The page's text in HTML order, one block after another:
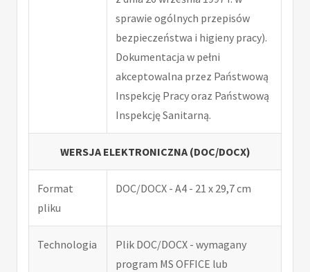
sprawie ogólnych przepisów
bezpieczeństwa i higieny pracy).
Dokumentacja w pełni
akceptowalna przez Państwową
Inspekcję Pracy oraz Państwową
Inspekcję Sanitarną.
WERSJA ELEKTRONICZNA (DOC/DOCX)
Format
pliku
DOC/DOCX - A4 - 21 x 29,7 cm
Technologia
Plik DOC/DOCX - wymagany
program MS OFFICE lub